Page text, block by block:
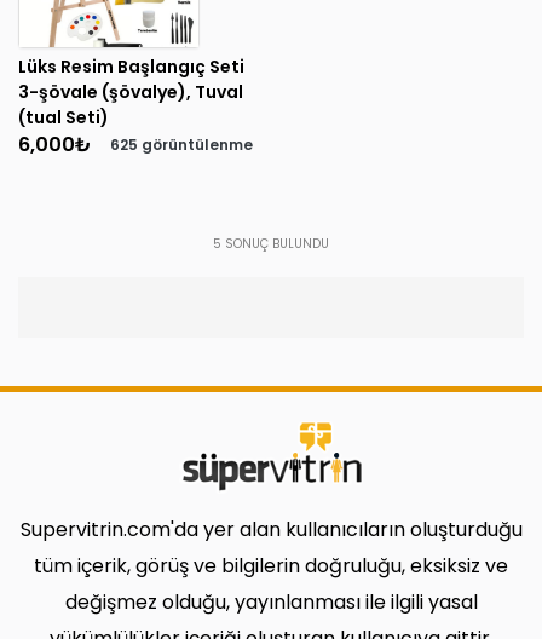
Lüks Resim Başlangıç Seti
3-şövale (şövalye), Tuval
(tual Seti)
6,000₺ 625 görüntülenme
5 SONUÇ BULUNDU
Supervitrin.com'da yer alan kullanıcıların oluşturduğu
tüm içerik, görüş ve bilgilerin doğruluğu, eksiksiz ve
değişmez olduğu, yayınlanması ile ilgili yasal